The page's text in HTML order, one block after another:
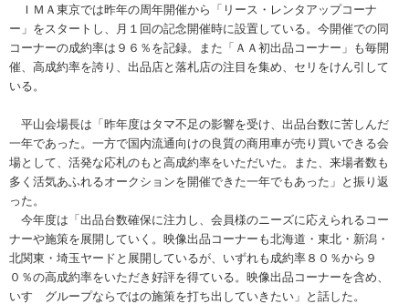
ＩＭＡ東京では昨年の周年開催から「リース・レンタアップコーナ
ー」をスタートし、月１回の記念開催時に設置している。今開催での同
コーナーの成約率は９６％を記録。また「ＡＡ初出品コーナー」も毎開
催、高成約率を誇り、出品店と落札店の注目を集め、セリをけん引して
いる。
平山会場長は「昨年度はタマ不足の影響を受け、出品台数に苦しんだ
一年であった。一方で国内流通向けの良質の商用車が売り買いできる会
場として、活発な応札のもと高成約率をいただいた。また、来場者数も
多く活気あふれるオークションを開催できた一年でもあった」と振り返
った。
今年度は「出品台数確保に注力し、会員様のニーズに応えられるコー
ナーや施策を展開していく。映像出品コーナーも北海道・東北・新潟・
北関東・埼玉ヤードと展開しているが、いずれも成約率８０％から９
０％の高成約率をいただき好評を得ている。映像出品コーナーを含め、
いすゞグループならではの施策を打ち出していきたい」と話した。